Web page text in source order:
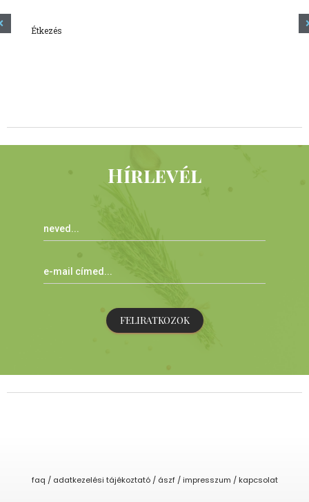
Étkezés
Hírlevél
FELIRATKOZOK
faq / adatkezelési tájékoztató / ászf / impresszum / kapcsolat